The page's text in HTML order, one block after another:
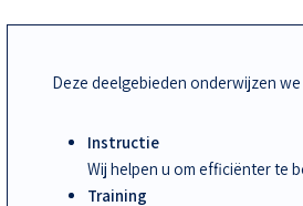
Deze deelgebieden onderwijzen
Instructie
Wij helpen u om efficiënter te
Training